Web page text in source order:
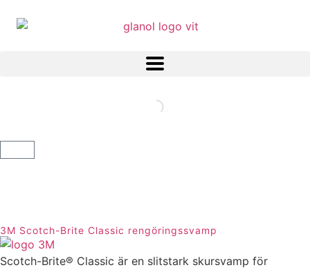
3M Scotch-Brite Classic rengöringssvamp
Scotch-Brite® Classic är en slitstark skursvamp för